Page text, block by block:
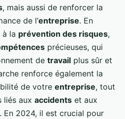
, mais aussi de renforcer la
de l’entreprise. En
à la prévention des risques,
précieuses, qui
de travail plus sûr et
renforce également la
de votre entreprise, tout
liés aux accidents et aux
. En 2024, il est crucial pour